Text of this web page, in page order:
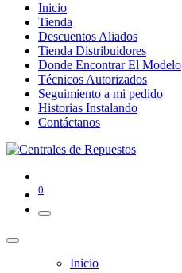
Inicio
Tienda
Descuentos Aliados
Tienda Distribuidores
Donde Encontrar El Modelo
Técnicos Autorizados
Seguimiento a mi pedido
Historias Instalando
Contáctanos
0
Inicio